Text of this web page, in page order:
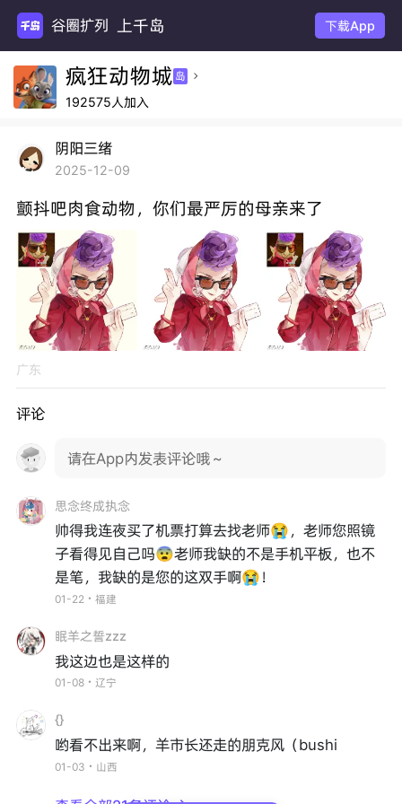
谷圈扩列 上千岛 下载App
疯狂动物城 岛 
192575人加入
阴阳三绪
2025-12-09
颤抖吧肉食动物，你们最严厉的母亲来了
广东
评论
请在App内发表评论哦～
思念终成执念
帅得我连夜买了机票打算去找老师😭，老师您照镜
子看得见自己吗😨老师我缺的不是手机平板，也不
是笔，我缺的是您的这双手啊😭！
01-22・福建
眠羊之誓zzz
我这边也是这样的
01-08・辽宁
{}
哟看不出来啊，羊市长还走的朋克风（bushi
01-03・山西